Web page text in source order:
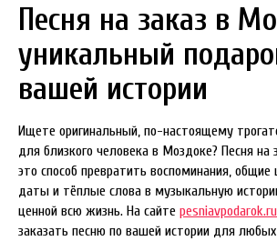
Песня на заказ в
уникальный
вашей истории
Ищете оригинальный, по-настоящему
для близкого человека в Моздоке? Песня
это способ превратить воспоминания,
даты и тёплые слова в музыкальную
ценной всю жизнь. На сайте pesniavpodarok.ru
заказать песню по вашей истории для